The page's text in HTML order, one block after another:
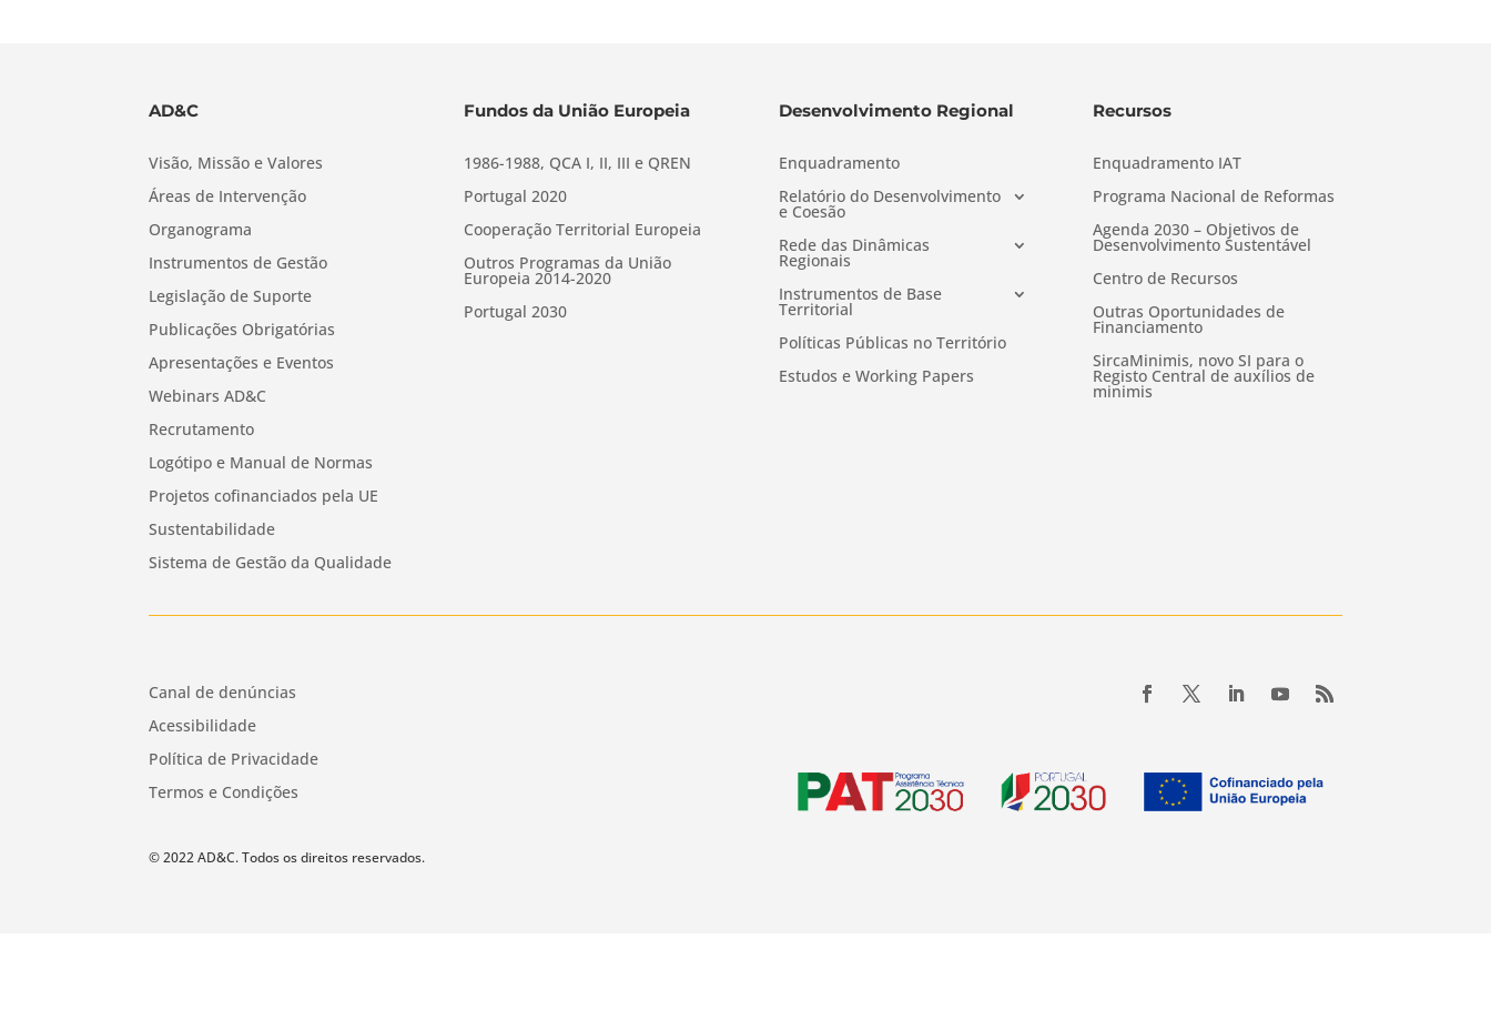
AD&C
Visão, Missão e Valores
Áreas de Intervenção
Organograma
Instrumentos de Gestão
Legislação de Suporte
Publicações Obrigatórias
Apresentações e Eventos
Webinars AD&C
Recrutamento
Logótipo e Manual de Normas
Projetos cofinanciados pela UE
Sustentabilidade
Sistema de Gestão da Qualidade
Fundos da União Europeia
1986-1988, QCA I, II, III e QREN
Portugal 2020
Cooperação Territorial Europeia
Outros Programas da União
Europeia 2014-2020
Portugal 2030
Desenvolvimento Regional
Enquadramento
Relatório do Desenvolvimento
e Coesão
Rede das Dinâmicas
Regionais
Instrumentos de Base
Territorial
Políticas Públicas no Território
Estudos e Working Papers
Recursos
Enquadramento IAT
Programa Nacional de Reformas
Agenda 2030 – Objetivos de
Desenvolvimento Sustentável
Centro de Recursos
Outras Oportunidades de
Financiamento
SircaMinimis, novo SI para o
Registo Central de auxílios de
minimis
Canal de denúncias
Acessibilidade
Política de Privacidade
Termos e Condições
© 2022 AD&C. Todos os direitos reservados.